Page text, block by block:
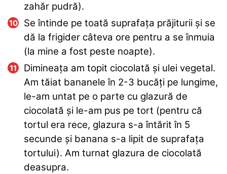
zahăr pudră).
Se întinde pe toată suprafața prăjiturii și se
dă la frigider câteva ore pentru a se înmuia
(la mine a fost peste noapte).
Dimineața am topit ciocolată și ulei vegetal.
Am tăiat bananele în 2-3 bucăți pe lungime,
le-am untat pe o parte cu glazură de
ciocolată și le-am pus pe tort (pentru că
tortul era rece, glazura s-a întărit în 5
secunde și banana s-a lipit de suprafața
tortului). Am turnat glazura de ciocolată
deasupra.